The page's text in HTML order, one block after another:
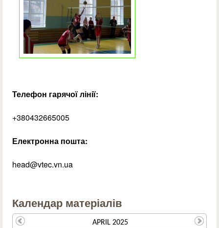
Телефон гарячої лінії:
+380432665005
Електронна пошта:
head@vtec.vn.ua
Календар матеріалів
APRIL 2025